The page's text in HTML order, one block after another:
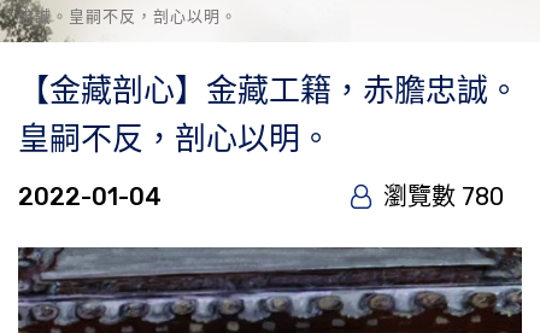
忠誠。皇嗣不反，剖心以明。
【金藏剖心】金藏工籍，赤膽忠誠。
皇嗣不反，剖心以明。
2022-01-04 瀏覽數 780